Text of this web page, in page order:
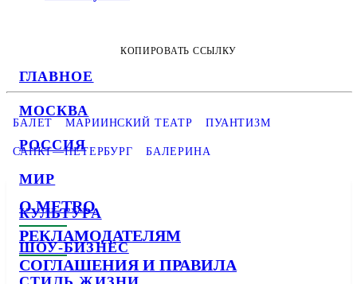
ГЛАВНОЕ
МОСКВА
РОССИЯ
МИР
КУЛЬТУРА
ШОУ-БИЗНЕС
КОПИРОВАТЬ ССЫЛКУ
БАЛЕТ МАРИИНСКИЙ ТЕАТР ПУАНТИЗМ
САНКТ—ПЕТЕРБУРГ БАЛЕРИНА
О METRO
РЕКЛАМОДАТЕЛЯМ
СОГЛАШЕНИЯ И ПРАВИЛА